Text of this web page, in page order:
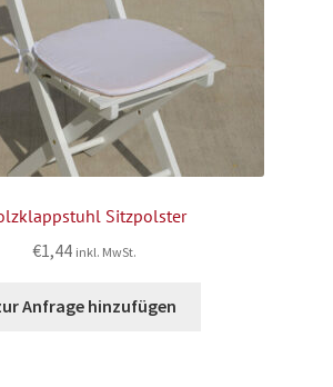
Sitzpolster
€1,44 inkl. MwSt.
Anfrage hinzufügen